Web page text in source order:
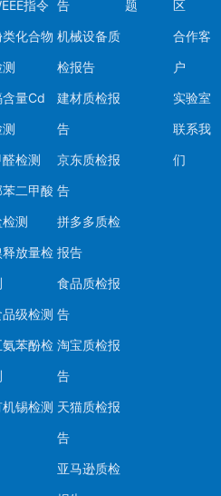
指令
类化合物
含量Cd
醛检测
苯二甲酸
测
释放量检
品级检测
氨苯酚检
机锡检测
告
机械设备质
检报告
建材质检报
告
京东质检报
告
拼多多质检
报告
食品质检报
告
淘宝质检报
告
天猫质检报
告
亚马逊质检
题
区
合作客
户
实验室
联系我
们